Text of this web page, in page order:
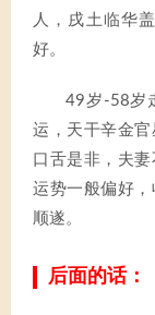
人，戌土临华
好。
49岁-58岁
运，天干辛金
口舌是非，夫
运势一般偏好
顺遂。
后面的话：